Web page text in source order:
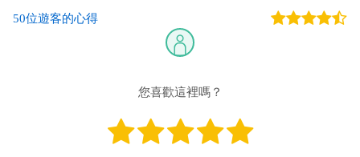
50位遊客的心得
您喜歡這裡嗎？